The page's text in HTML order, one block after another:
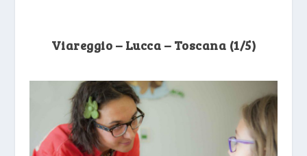
Viareggio – Lucca – Toscana (1/5)